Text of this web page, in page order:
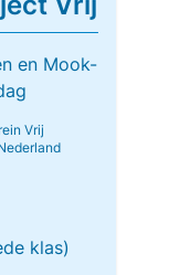
en Mook-
Vrij
klas)